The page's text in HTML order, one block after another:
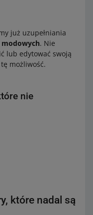
już uzupełniania
. Nie
lub edytować swoją
możliwość.
nie
które nadal są